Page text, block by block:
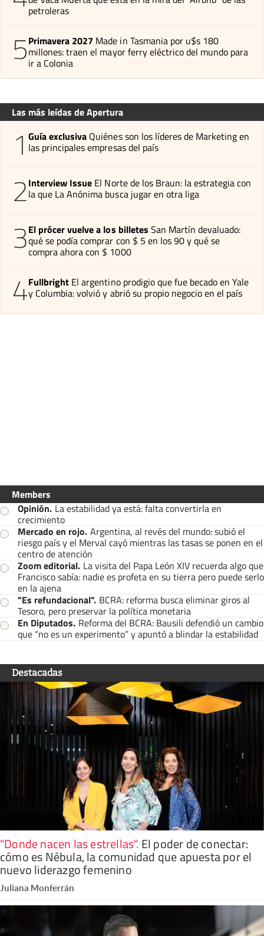
petroleras
5Primavera 2027 Made in Tasmania por u$s 180
millones: traen el mayor ferry eléctrico del mundo para
ir a Colonia
Las más leídas de Apertura
1 Guía exclusiva Quiénes son los líderes de Marketing en
las principales empresas del país
2Interview Issue El Norte de los Braun: la estrategia con
la que La Anónima busca jugar en otra liga
3El prócer vuelve a los billetes San Martín devaluado:
qué se podía comprar con $ 5 en los 90 y qué se
compra ahora con $ 1000
4Fullbright El argentino prodigio que fue becado en Yale
y Columbia: volvió y abrió su propio negocio en el país
Members
Opinión. La estabilidad ya está: falta convertirla en
crecimiento
Mercado en rojo. Argentina, al revés del mundo: subió el
riesgo país y el Merval cayó mientras las tasas se ponen en el
centro de atención
Zoom editorial. La visita del Papa León XIV recuerda algo que
Francisco sabía: nadie es profeta en su tierra pero puede serlo
en la ajena
"Es refundacional". BCRA: reforma busca eliminar giros al
Tesoro, pero preservar la política monetaria
En Diputados. Reforma del BCRA: Bausili defendió un cambio
que “no es un experimento” y apuntó a blindar la estabilidad
Destacadas
"Donde nacen las estrellas". El poder de conectar:
cómo es Nébula, la comunidad que apuesta por el
nuevo liderazgo femenino
Juliana Monferrán